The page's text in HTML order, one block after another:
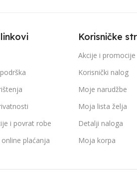
i povrat robe
plaćanja
Korisničke
Akcije i promocije
Korisnički nalog
Moje narudžbe
Moja lista želja
Detalji naloga
Moja korpa